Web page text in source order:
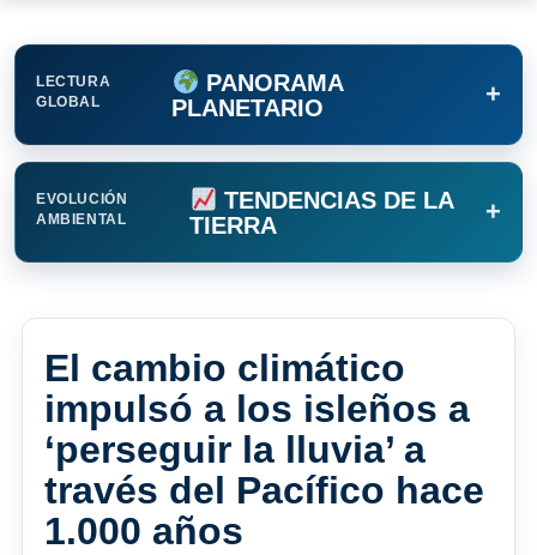
LECTURA
GLOBAL
PANORAMA
PLANETARIO
+
EVOLUCIÓN
AMBIENTAL
TENDENCIAS DE LA
TIERRA
+
El cambio climático
impulsó a los isleños a
‘perseguir la lluvia’ a
través del Pacífico hace
1.000 años